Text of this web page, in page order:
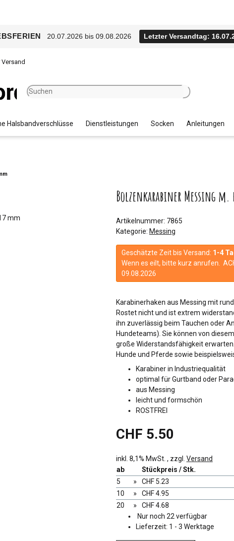
20.07.2026 bis 09.08.2026 Letzter Versandtag:
Halsbandverschlüsse Dienstleistungen Socken Anleitungen
Bolzenkarabiner Messing
Artikelnummer: 7865
Kategorie: Messing
Geschätzte Zeit bis Versand: 1-4
Wenn es eilt, bitte kurz anrufen.
09.08.2026
Karabinerhaken aus Messing mit
Rostet nicht und ist extrem
ihn zuverlässig beim Tauchen oder
Hundeteams). Sie können von
große Widerstandsfähigkeit
Hunde und Pferde sowie
Karabiner in Industriequalität
optimal für Gurtband oder
aus Messing
leicht und formschön
ROSTFREI
CHF 5.50
inkl. 8,1% MwSt. , zzgl. Versand
ab
Stückpreis / Stk.
5
»
CHF 5.23
10
»
CHF 4.95
20
»
CHF 4.68
Nur noch 22 verfügbar
Lieferzeit: 1 - 3 Werktage